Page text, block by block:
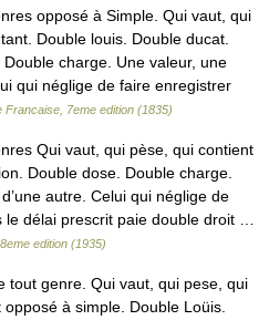
opposé à Simple. Qui vaut, qui
Double louis. Double ducat.
charge. Une valeur, une
qui néglige de faire enregistrer
Francaise, 7eme edition (1835)
Qui vaut, qui pèse, qui contient
Double dose. Double charge.
autre. Celui qui néglige de
le délai prescrit paie double droit …
edition (1935)
tout genre. Qui vaut, qui pese, qui
à simple. Double Loüis.